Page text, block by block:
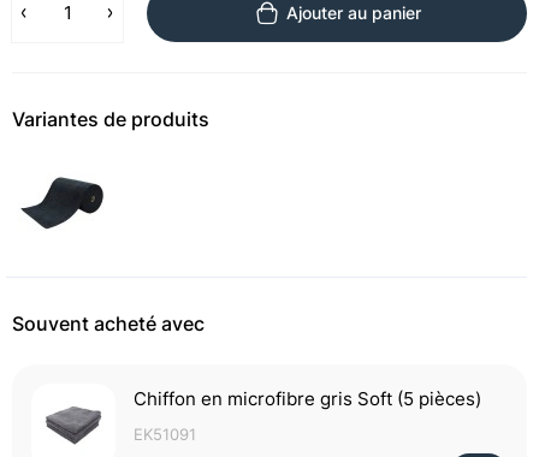
Ajouter au panier
Variantes de produits
Souvent acheté avec
Chiffon en microfibre gris Soft (5 pièces)
EK51091